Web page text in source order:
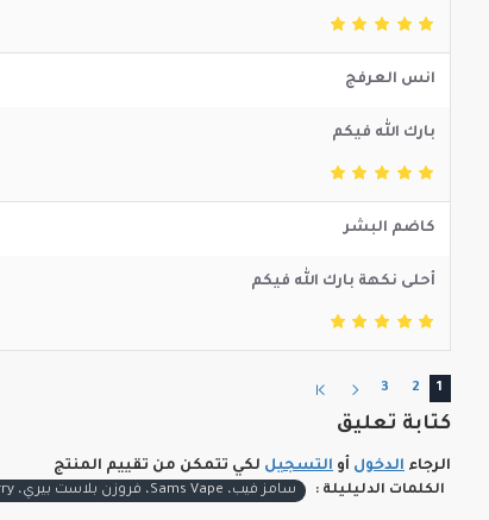
انس العرفج
بارك الله فيكم
كاضم البشر
أحلى نكهة بارك الله فيكم
1
2
3
كتابة تعليق
الرجاء الدخول أو التسجيل لكي تتمكن من تقييم المنتج
الكلمات الدليليلة : سامز فيب، Sams Vape، فروزن بلاست بيري، Frozen Blast Berry، توت مشكل آيس، سولت نيكوتين، 50VG 50PG، 20 نيكوتين، 30 نيكوتين، 50 نيكوتين، نكهات بود، البروفيسور فيب